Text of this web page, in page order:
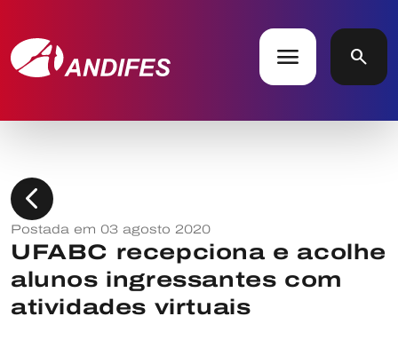
menu search
chevron_left
Postada em 03 agosto 2020
UFABC recepciona e acolhe
alunos ingressantes com
atividades virtuais